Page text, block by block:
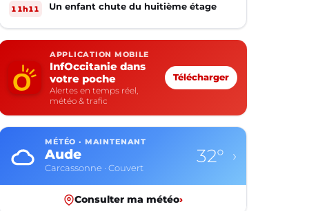
11h11 Un enfant chute du huitième étage
APPLICATION MOBILE
InfOccitanie dans
votre poche
Alertes en temps réel,
météo & trafic
Télécharger
MÉTÉO · MAINTENANT
Aude
Carcassonne · Couvert
32° ›
Consulter ma météo›